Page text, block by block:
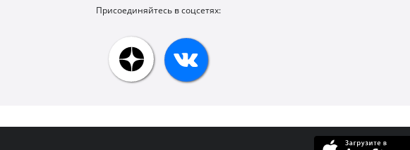
Присоединяйтесь в соцсетях: